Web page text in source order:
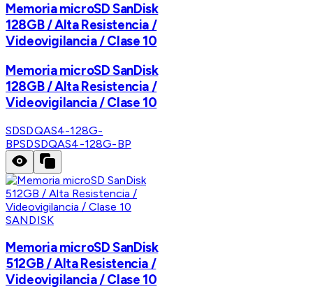
Memoria microSD SanDisk
128GB / Alta Resistencia /
Videovigilancia / Clase 10
Memoria microSD SanDisk
128GB / Alta Resistencia /
Videovigilancia / Clase 10
SDSDQAS4-128G-
BPSDSDQAS4-128G-BP
SANDISK
Memoria microSD SanDisk
512GB / Alta Resistencia /
Videovigilancia / Clase 10